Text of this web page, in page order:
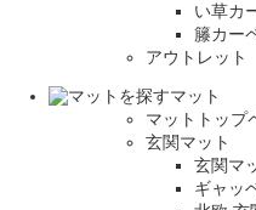
い草カ
籐カー
アウトレット
マット
マットトップ
玄関マット
玄関マ
ギャッ